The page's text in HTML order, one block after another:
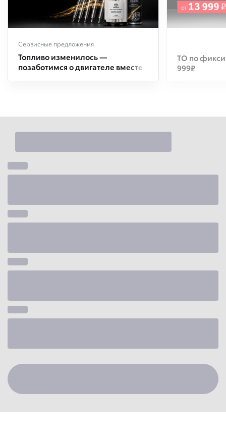
Сервисные предложения
Топливо изменилось —
позаботимся о двигателе вместе
ТО по
999₽